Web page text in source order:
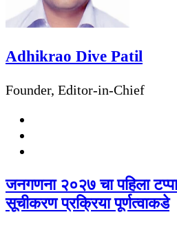
Adhikrao Dive Patil
Founder, Editor-in-Chief
जनगणना २०२७ चा पहिला
सूचीकरण प्रक्रिया पूर्णत्वाकडे